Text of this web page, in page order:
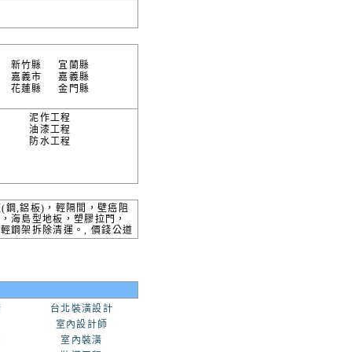
新竹縣
宜蘭縣
嘉義市
嘉義縣
花蓮縣
金門縣
泥作工程
油漆工程
防水工程
,鋁板)，輕隔間，壁癌阻
海島型地板，塑膠拉門，
鋼架拆除清運。, 價錢公道
台北裝潢設計
室內設計師
室內裝潢